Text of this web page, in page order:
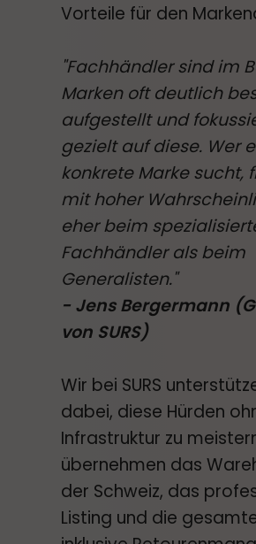
Vorteile für den
"Fachhändler sind im
Marken oft deutlich
aufgestellt und
gezielt auf diese. Wer
konkrete Marke sucht,
mit hoher
eher beim
Fachhändler als beim
Generalisten."
- Jens Bergermann
von SURS)
Wir bei SURS
dabei, diese Hürden
Infrastruktur zu
übernehmen das
der Schweiz, das
Listing und die